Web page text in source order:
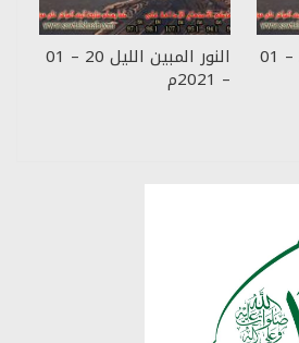
النور المبين البينة 30 – 01 النور المبين الليل 20 – 01
– 2021م